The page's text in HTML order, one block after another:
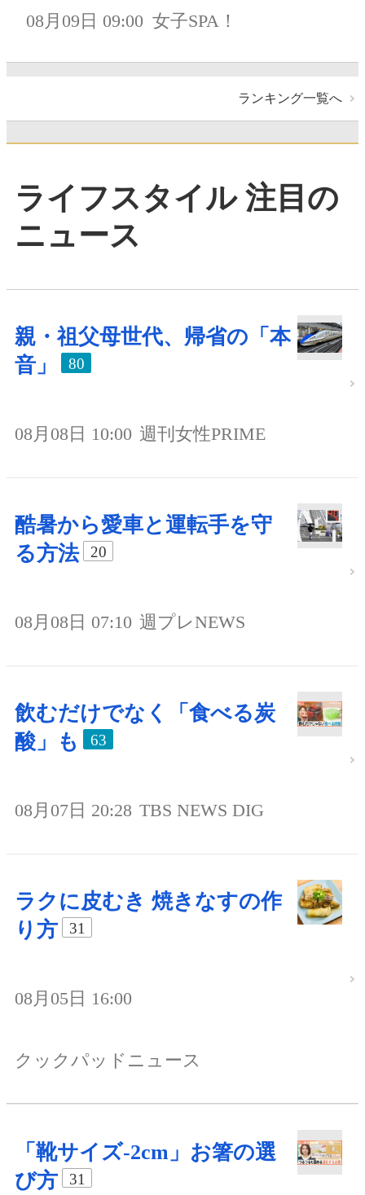
08月09日 09:00 女子SPA！
ランキング一覧へ
ライフスタイル 注目の
ニュース
親・祖父母世代、帰省の「本
音」
80
08月08日 10:00 週刊女性PRIME
酷暑から愛車と運転手を守
る方法
20
08月08日 07:10 週プレNEWS
飲むだけでなく「食べる炭
酸」も
63
08月07日 20:28 TBS NEWS DIG
ラクに皮むき 焼きなすの作
り方
31
08月05日 16:00
クックパッドニュース
「靴サイズ-2cm」お箸の選
び方
31